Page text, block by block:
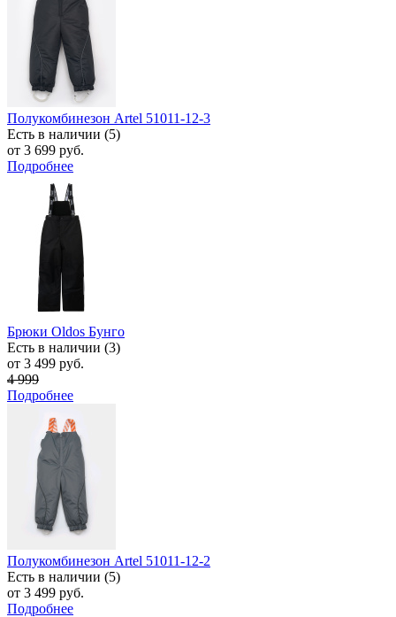
Полукомбинезон Artel 51011-12-3
Есть в наличии (5)
от 3 699 руб.
Подробнее
Брюки Oldos Бунго
Есть в наличии (3)
от 3 499 руб.
4 999
Подробнее
Полукомбинезон Artel 51011-12-2
Есть в наличии (5)
от 3 499 руб.
Подробнее